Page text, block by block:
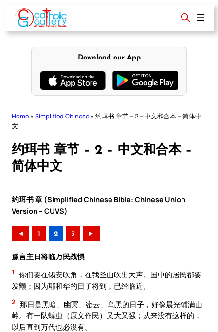
content
Download our App
Home » Simplified Chinese » 约珥书 章节 – 2 – 中文和合本 – 简体中
文
约珥书 章节 – 2 – 中文和合本 –
简体中文
约珥书 章 (Simplified Chinese Bible: Chinese Union
Version – CUVS)
◄ 1 2 3 ►
豫言主日将临万民战惧
1
你们要在锡安吹角，在我圣山吹出大声。国中的居民都要
发颤；因为耶和华的日子将到，已经临近。
2 那日是黑暗、幽冥、密云、乌黑的日子，好像晨光铺满山
岭。有一队蝗虫（原文作民）又大又强；从来没有这样的，
以后直到万代也必没有。